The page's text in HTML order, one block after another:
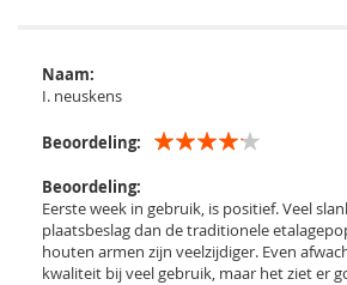
Naam:
I. neuskens
Beoordeling:
Beoordeling:
Eerste week in gebruik, is positief. Veel
plaatsbeslag dan de traditionele
houten armen zijn veelzijdiger. Even
kwaliteit bij veel gebruik, maar het ziet er